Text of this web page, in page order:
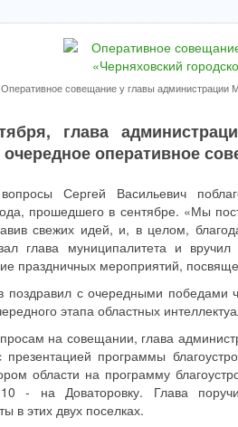
Оперативное совещание у главы администрации
глава
оперативное
Сергей Васильевич
прошедшего в сентябре. «Мы
свежих идей, и, в целом,
глава муниципалитета и
праздничных мероприятий,
поздравил с очередными победами
этапа областных
на совещании, глава
программы
области на программу
- на Доваторовку. Глава
в этих двух поселках.